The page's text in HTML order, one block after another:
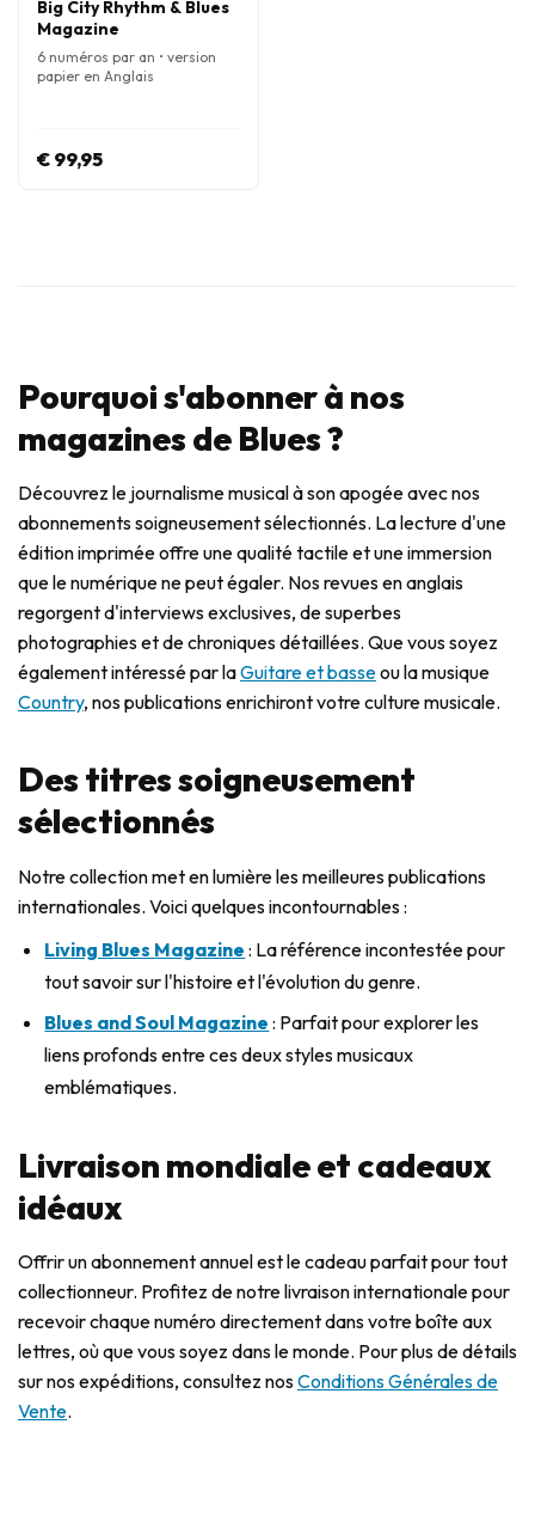
Big City Rhythm & Blues
Magazine
6 numéros par an • version
papier en Anglais
€ 99,95
Pourquoi s'abonner à nos
magazines de Blues ?
Découvrez le journalisme musical à son apogée avec nos
abonnements soigneusement sélectionnés. La lecture d'une
édition imprimée offre une qualité tactile et une immersion
que le numérique ne peut égaler. Nos revues en anglais
regorgent d'interviews exclusives, de superbes
photographies et de chroniques détaillées. Que vous soyez
également intéressé par laGuitare et basseou la musique
Country, nos publications enrichiront votre culture musicale.
Des titres soigneusement
sélectionnés
Notre collection met en lumière les meilleures publications
internationales. Voici quelques incontournables :
Living Blues Magazine : La référence incontestée pour
tout savoir sur l'histoire et l'évolution du genre.
Blues and Soul Magazine : Parfait pour explorer les
liens profonds entre ces deux styles musicaux
emblématiques.
Livraison mondiale et cadeaux
idéaux
Offrir un abonnement annuel est le cadeau parfait pour tout
collectionneur. Profitez de notre livraison internationale pour
recevoir chaque numéro directement dans votre boîte aux
lettres, où que vous soyez dans le monde. Pour plus de détails
sur nos expéditions, consultez nosConditions Générales de
Vente.